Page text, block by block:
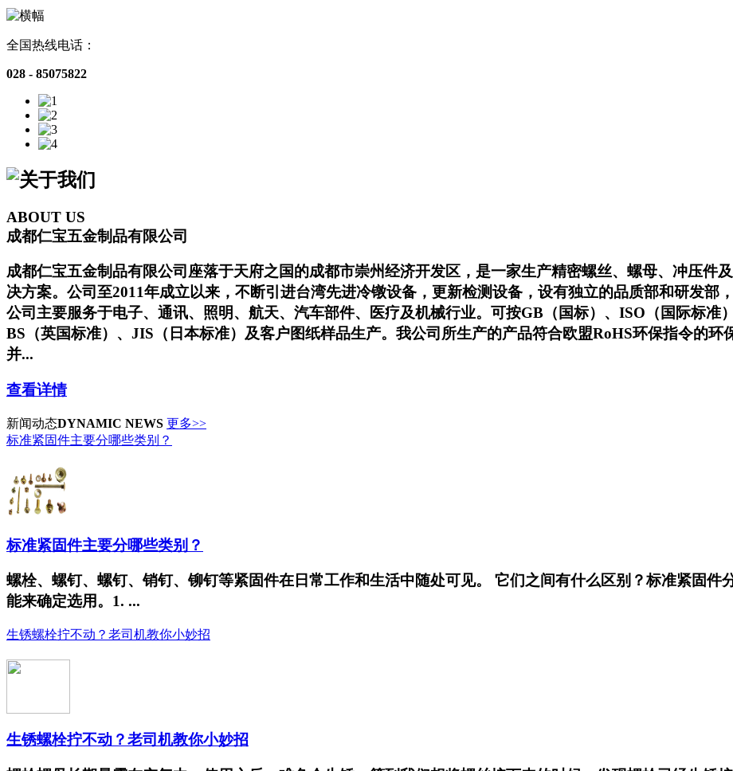
全国热线电话：
028 - 85075822
ABOUT US
成都仁宝五金制品有限公司
成都仁宝五金制品有限公司座落于天府之国的成都市崇州经济开发区，是一家生产精密螺丝、螺母、冲压件
决方案。公司至2011年成立以来，不断引进台湾先进冷镦设备，更新检测设备，设有独立的品质部和研发部
公司主要服务于电子、通讯、照明、航天、汽车部件、医疗及机械行业。可按GB（国标）、ISO（国际标准
BS（英国标准）、JIS（日本标准）及客户图纸样品生产。我公司所生产的产品符合欧盟RoHS环保指令的环
并...
查看详情
新闻动态DYNAMIC NEWS 更多>>
标准紧固件主要分哪些类别？
标准紧固件主要分哪些类别？
螺栓、螺钉、螺钉、销钉、铆钉等紧固件在日常工作和生活中随处可见。 它们之间有什么区别？标准紧固件
能来确定选用。1. ...
生锈螺栓拧不动？老司机教你小妙招
生锈螺栓拧不动？老司机教你小妙招